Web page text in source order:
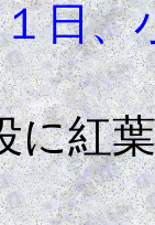
日、
に紅